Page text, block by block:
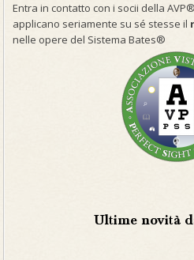
Entra in contatto con i socii della
applicano seriamente su sé stesse il
nelle opere del Sistema Bates®
Ultime novità